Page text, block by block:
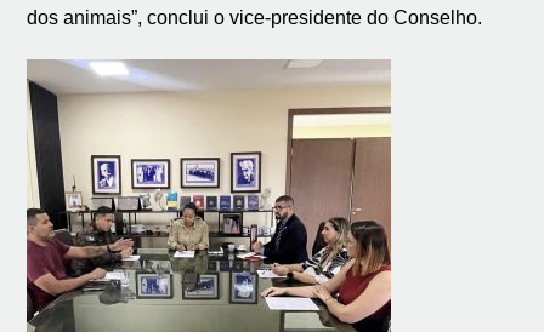
dos animais”, conclui o vice-presidente do Conselho.